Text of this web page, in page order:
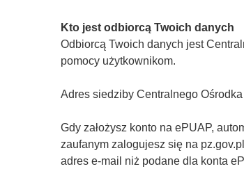
Kto jest odbiorcą Twoich danych
Odbiorcą Twoich danych jest
pomocy użytkownikom.
Adres siedziby Centralnego
Gdy założysz konto na ePUAP,
zaufanym zalogujesz się na
adres e-mail niż podane dla konta